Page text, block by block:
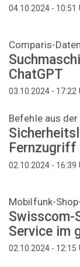
04.10.2024 - 10:51
Comparis-
ChatGPT
03.10.2024 - 17:22
Befehle aus der
Fernzugriff
02.10.2024 - 16:39
Mobilfunk-
Swisscom-
Service im
02.10.2024 - 12:15